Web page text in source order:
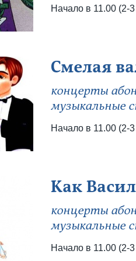
Начало в 11.00 (2-
Смелая
концерты
музыкальные
Начало в 11.00 (2-
Как
концерты
музыкальные
Начало в 11.00 (2-